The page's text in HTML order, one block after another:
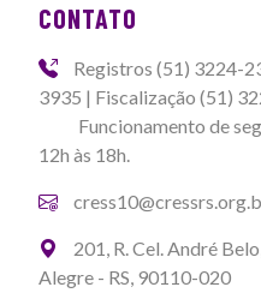
CONTATO
Registros (51) 3224-
3935 | Fiscalização (51)
Funcionamento de
12h às 18h.
201, R. Cel. André
Alegre - RS, 90110-020